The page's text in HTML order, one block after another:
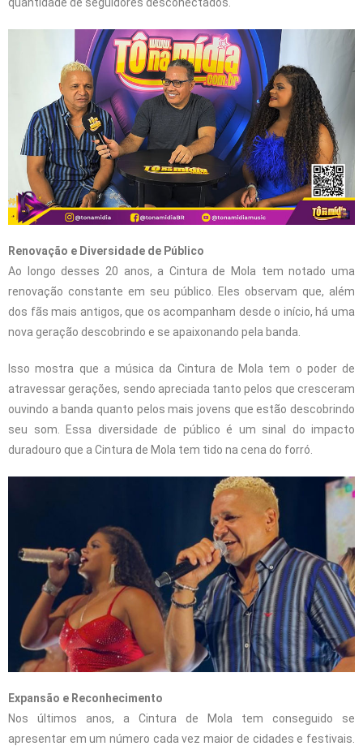
Renovação e Diversidade de Público
Ao longo desses 20 anos, a Cintura de Mola tem notado uma
renovação constante em seu público. Eles observam que, além
dos fãs mais antigos, que os acompanham desde o início, há uma
nova geração descobrindo e se apaixonando pela banda.
Isso mostra que a música da Cintura de Mola tem o poder de
atravessar gerações, sendo apreciada tanto pelos que cresceram
ouvindo a banda quanto pelos mais jovens que estão descobrindo
seu som. Essa diversidade de público é um sinal do impacto
duradouro que a Cintura de Mola tem tido na cena do forró.
Expansão e Reconhecimento
Nos últimos anos, a Cintura de Mola tem conseguido se
apresentar em um número cada vez maior de cidades e festivais.